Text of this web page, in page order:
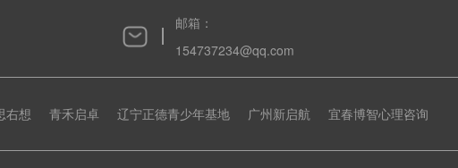
邮箱：
154737234@qq.com
右想 青禾启卓 辽宁正德青少年基地 广州新启航 宜春博智心理咨询